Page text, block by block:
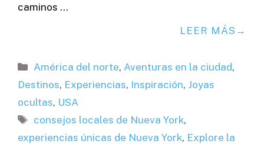
caminos …
LEER MÁS
Categorías
América del norte, Aventuras en la ciudad,
Destinos, Experiencias, Inspiración, Joyas
ocultas, USA
Etiquetas
consejos locales de Nueva York,
experiencias únicas de Nueva York, Explore la